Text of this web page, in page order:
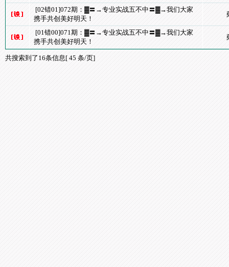
[02错01]072期：▓〓→专业实战五不中〓▓→我们大家
携手共创美好明天！
[01错00]071期：▓〓→专业实战五不中〓▓→我们大家
携手共创美好明天！
共搜索到了16条信息[ 45 条/页]